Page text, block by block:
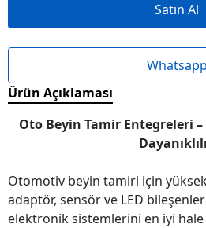
Satın Al
Whatsapp
Ürün Açıklaması
Oto Beyin Tamir Entegreleri
Otomotiv beyin tamiri için
adaptör, sensör ve LED bileşenleri
elektronik sistemlerini en iyi